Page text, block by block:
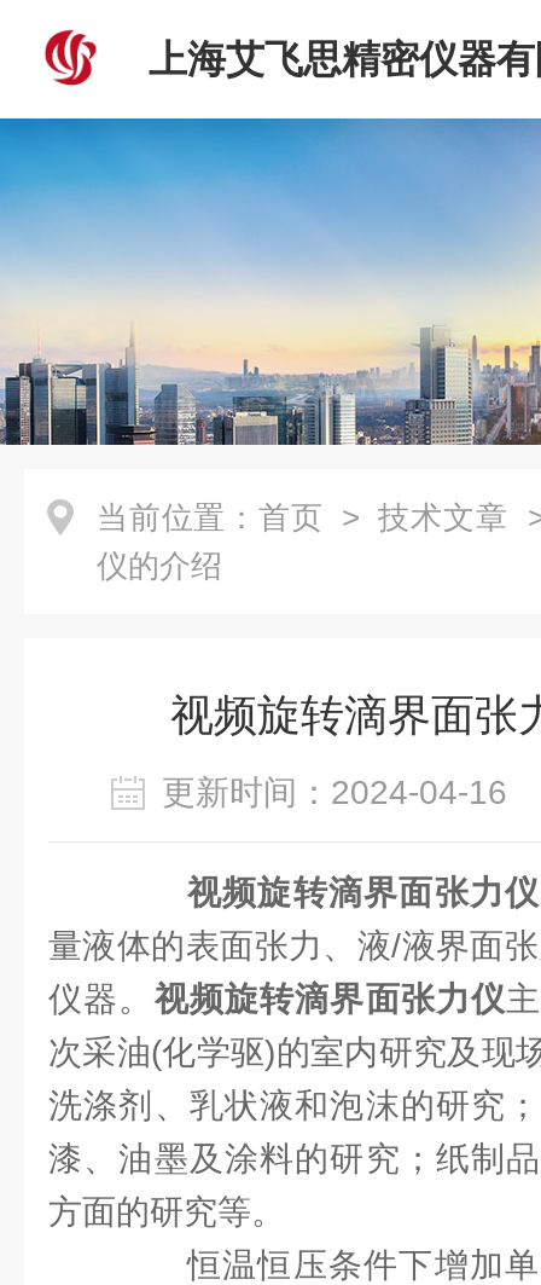
上海艾飞思精密仪器
当前位置： 首页 > 技术文章
仪的介绍
视频旋转滴界面张
更新时间：2024-04-
视频旋转滴界面张力仪
量液体的表面张力、液/液界面
仪器。 视频旋转滴界面张力仪
次采油(化学驱)的室内研究及现
洗涤剂、乳状液和泡沫的研究
漆、油墨及涂料的研究；纸制
方面的研究等。
恒温恒压条件下增加单